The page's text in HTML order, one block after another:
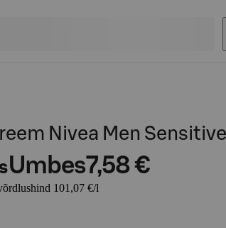
Nivea Men Sensitive
Umbes7,58 €
101,07 €/l